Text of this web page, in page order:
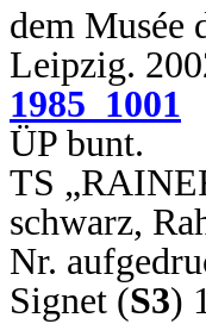
dem Musée
Leipzig.
1985_1001
ÜP bunt.
TS
schwarz,
Nr.
Signet (S3)